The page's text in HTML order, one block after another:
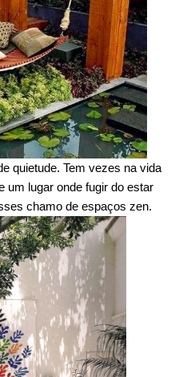
A resposta da
quietude. Tem vezes na vida
um lugar onde fugir do estar
chamo de espaços zen.